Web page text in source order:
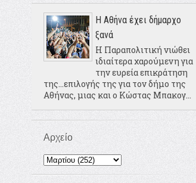
Η Αθήνα έχει δήμαρχο
ξανά
Η Παραπολιτική νιώθει
ιδιαίτερα χαρούμενη για
την ευρεία επικράτηση
της...επιλογής της για τον δήμο της
Αθήνας, μιας και ο Κώστας Μπακογ...
Αρχείο